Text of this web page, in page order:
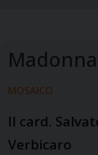
MOSAICO
Il card.
Verbicaro